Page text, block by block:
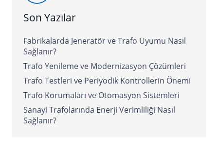
Son Yazılar
Fabrikalarda Jeneratör ve Trafo Uyumu Nasıl
Sağlanır?
Trafo Yenileme ve Modernizasyon Çözümleri
Trafo Testleri ve Periyodik Kontrollerin Önemi
Trafo Korumaları ve Otomasyon Sistemleri
Sanayi Trafolarında Enerji Verimliliği Nasıl
Sağlanır?